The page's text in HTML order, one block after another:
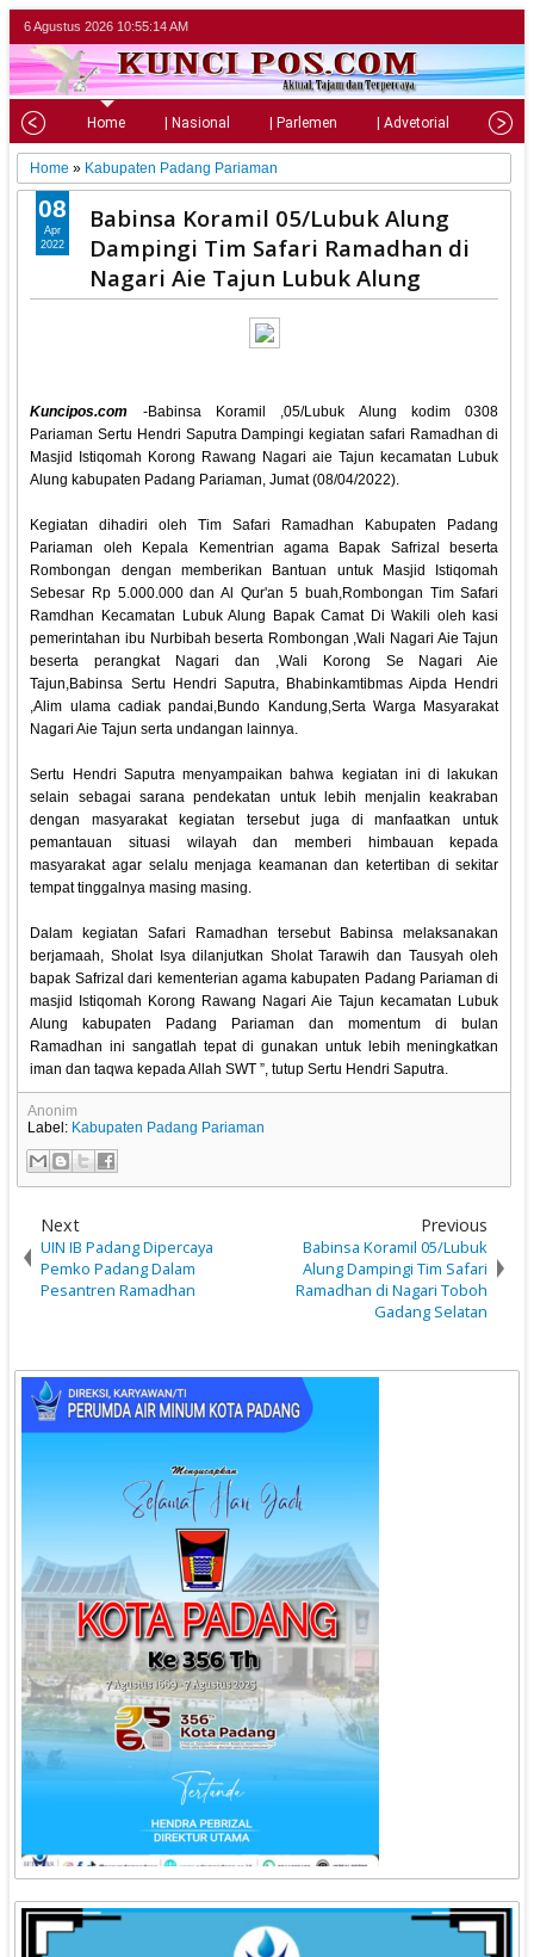
6 Agustus 2026 10:55:15 AM
Home | Nasional | Parlemen | Advetorial |
Home » Kabupaten Padang Pariaman
Babinsa Koramil 05/Lubuk Alung
Dampingi Tim Safari Ramadhan di
Nagari Aie Tajun Lubuk Alung
Kuncipos.com -Babinsa Koramil ,05/Lubuk Alung kodim 0308
Pariaman Sertu Hendri Saputra Dampingi kegiatan safari Ramadhan di
Masjid Istiqomah Korong Rawang Nagari aie Tajun kecamatan Lubuk
Alung kabupaten Padang Pariaman, Jumat (08/04/2022).
Kegiatan dihadiri oleh Tim Safari Ramadhan Kabupaten Padang
Pariaman oleh Kepala Kementrian agama Bapak Safrizal beserta
Rombongan dengan memberikan Bantuan untuk Masjid Istiqomah
Sebesar Rp 5.000.000 dan Al Qur'an 5 buah,Rombongan Tim Safari
Ramdhan Kecamatan Lubuk Alung Bapak Camat Di Wakili oleh kasi
pemerintahan ibu Nurbibah beserta Rombongan ,Wali Nagari Aie Tajun
beserta perangkat Nagari dan ,Wali Korong Se Nagari Aie
Tajun,Babinsa Sertu Hendri Saputra, Bhabinkamtibmas Aipda Hendri
,Alim ulama cadiak pandai,Bundo Kandung,Serta Warga Masyarakat
Nagari Aie Tajun serta undangan lainnya.
Sertu Hendri Saputra menyampaikan bahwa kegiatan ini di lakukan
selain sebagai sarana pendekatan untuk lebih menjalin keakraban
dengan masyarakat kegiatan tersebut juga di manfaatkan untuk
pemantauan situasi wilayah dan memberi himbauan kepada
masyarakat agar selalu menjaga keamanan dan ketertiban di sekitar
tempat tinggalnya masing masing.
Dalam kegiatan Safari Ramadhan tersebut Babinsa melaksanakan
berjamaah, Sholat Isya dilanjutkan Sholat Tarawih dan Tausyah oleh
bapak Safrizal dari kementerian agama kabupaten Padang Pariaman di
masjid Istiqomah Korong Rawang Nagari Aie Tajun kecamatan Lubuk
Alung kabupaten Padang Pariaman dan momentum di bulan
Ramadhan ini sangatlah tepat di gunakan untuk lebih meningkatkan
iman dan taqwa kepada Allah SWT ”, tutup Sertu Hendri Saputra.
08
Apr
2022
Anonim
Label: Kabupaten Padang Pariaman
Next
UIN IB Padang Dipercaya
Pemko Padang Dalam
Pesantren Ramadhan
Previous
Babinsa Koramil 05/Lubuk
Alung Dampingi Tim Safari
Ramadhan di Nagari Toboh
Gadang Selatan